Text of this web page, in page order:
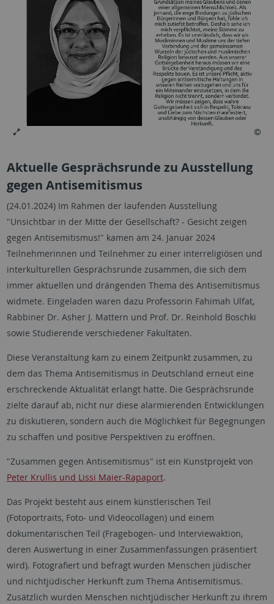
Aktuelle Gesprächsrunde zu Ausstellung
gegen Antisemitismus
(24.01.2024) Im Rahmen der laufenden Ausstellung
"Unsichtbar in der Mitte der Gesellschaft? - Gesicht zeigen
gegen Antisemitismus!" kamen am 24. Januar 2024
Teilnehmerinnen und Teilnehmer zu einer interreligiösen und
interkulturellen Gesprächsrunde zusammen, die sich dem
immer aktuellen und drängenden Thema des Antisemitismus
widmete. Eingeladen waren dazu Professorin Fahimah Ulfat,
Rabbiner Dr. Asher J. Mattern und Prof. Dr. Reinhold Boschki
sowie Studierende verschiedener Fakultäten.
Diese Veranstaltung kam zu einem Zeitpunkt zusammen, zu
dem das Thema Antisemitismus in Deutschland erneut eine
erschreckende Aktualität erlangt hatte. Die Gesprächsrunde
zielte darauf ab, nicht nur diese alarmierenden Entwicklungen
zu diskutieren, sondern auch die Möglichkeit für Begegnungen
zu schaffen und positive Perspektiven zu eröffnen.
"Zusammen gegen Antisemitismus" ist ein Kunstprojekt von
Peter Krullis und Lissi Maier-Rapaport.
Das Projekt besteht aus einem künstlerischen Teil
(Fotoportraits, Foto- und Videocollagen) und einem
dokumentarischen Teil (Fragebogen- und Interviewaktion,
deren Auswertung in einer Zusammenfassungen präsentiert
wird). Fotografiert und befragt wurden Menschen jüdischer
und nichtjüdischer Herkunft zum Thema Antisemitismus.
Zusätzlich wurden Menschen nichtjüdischer Herkunft zu ihrem